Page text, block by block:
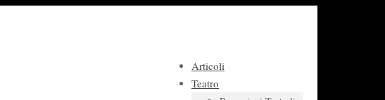
Articoli
Teatro